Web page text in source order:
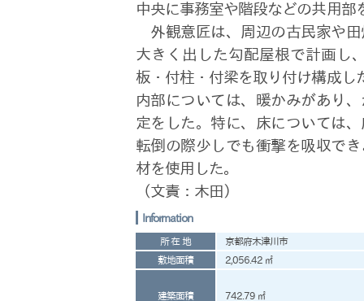
中央に事務室や階段などの共用部
外観意匠は、周辺の古民家や田
大きく出した勾配屋根で計画し
板・付柱・付梁を取り付け構成し
内部については、暖かみがあり
定をした。特に、床については
転倒の際少しでも衝撃を吸収で
材を使用した。
（文責：木田）
Information
所 在 地
京都府木津川市
敷地面積
2,056.42 ㎡
建築面積 742.79 ㎡